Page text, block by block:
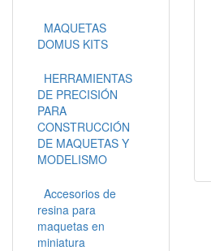
MAQUETAS
DOMUS KITS
HERRAMIENTAS
DE PRECISIÓN
PARA
CONSTRUCCIÓN
DE MAQUETAS Y
MODELISMO
Accesorios de
resina para
maquetas en
miniatura